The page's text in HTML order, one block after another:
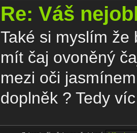
Re: Váš
Také si myslím že
mít čaj ovoněný
mezi oči
doplněk ? Tedy